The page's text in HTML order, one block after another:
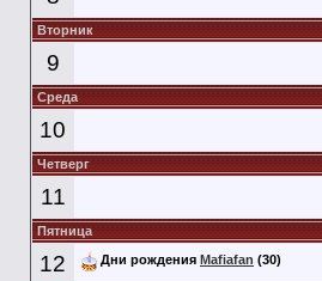
Вторник
9
Среда
10
Четверг
11
Пятница
12 Дни рождения Mafiafan (30)